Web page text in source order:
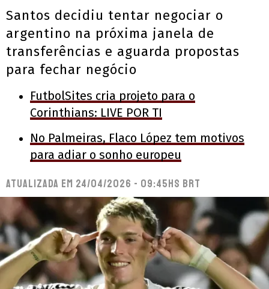
Santos decidiu tentar negociar o
argentino na próxima janela de
transferências e aguarda propostas
para fechar negócio
FutbolSites cria projeto para o
Corinthians: LIVE POR TI
No Palmeiras, Flaco López tem motivos
para adiar o sonho europeu
Atualizada em 24/04/2026 - 09:45hs BRT